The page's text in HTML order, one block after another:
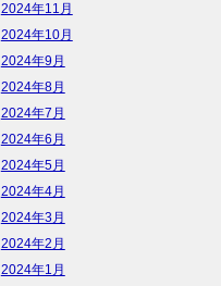
2024年11月
2024年10月
2024年9月
2024年8月
2024年7月
2024年6月
2024年5月
2024年4月
2024年3月
2024年2月
2024年1月